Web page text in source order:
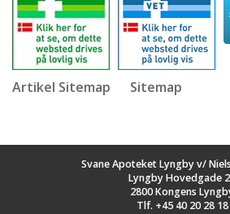
Artikel Sitemap Sitemap
Svane Apoteket Lyngby v/
Lyngby Hovedgade
2800 Kongens
Tlf. +45 40 20 28 18